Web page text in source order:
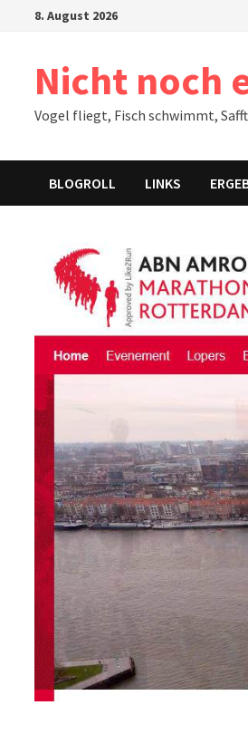
8. August 2026
Nicht noch
Vogel fliegt, Fisch schwimmt,
BLOGROLL LINKS